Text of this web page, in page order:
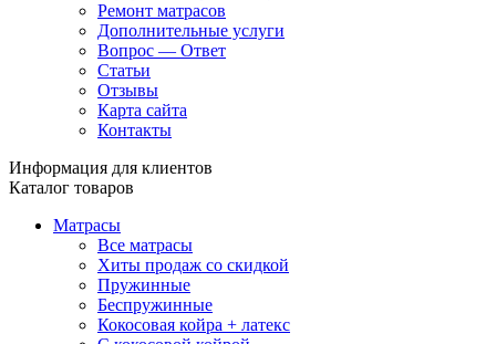
Ремонт матрасов
Дополнительные услуги
Вопрос — Ответ
Статьи
Отзывы
Карта сайта
Контакты
Информация для клиентов
Каталог товаров
Матрасы
Все матрасы
Хиты продаж со скидкой
Пружинные
Беспружинные
Кокосовая койра + латекс